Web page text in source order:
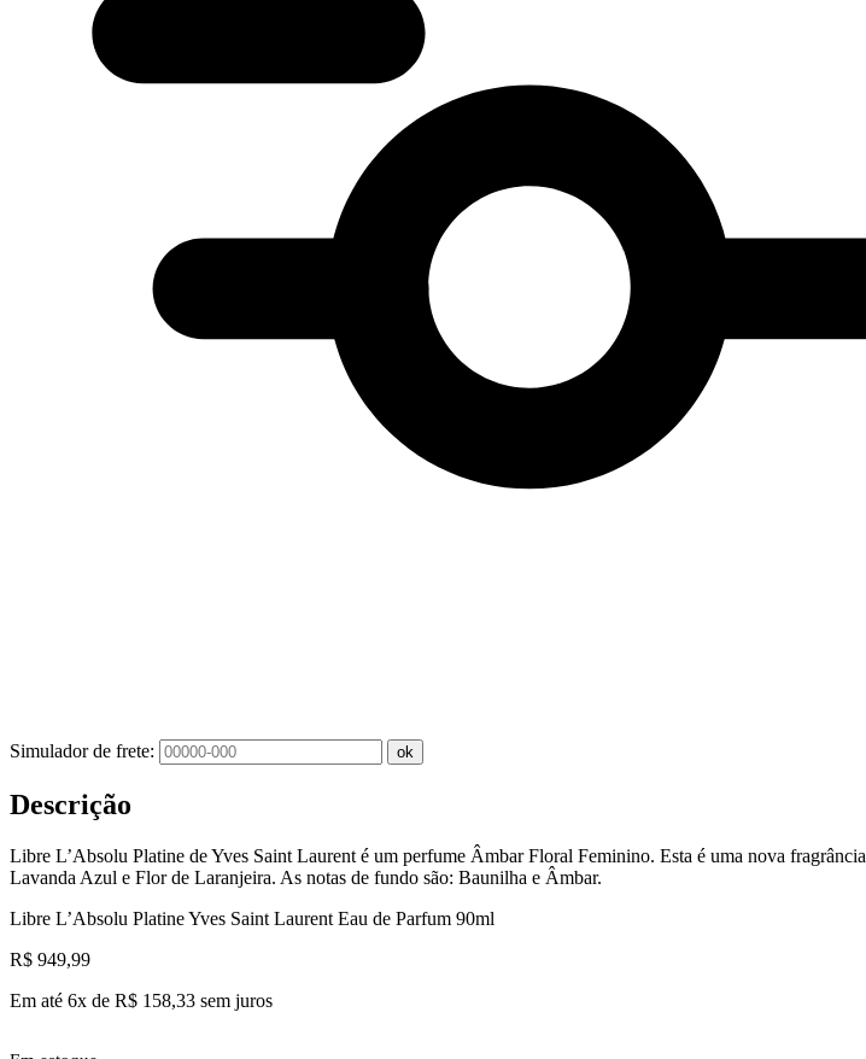
Simulador de frete: ok
Descrição
Libre L’Absolu Platine deYves Saint Laurent é um perfume Âmbar Floral Feminino. Esta é uma nova fragrância
Lavanda Azul e Flor de Laranjeira. As notas de fundo são: Baunilha e Âmbar.
Libre L’Absolu Platine Yves Saint Laurent Eau de Parfum 90ml
R$ 949,99
Em até 6x de R$ 158,33 sem juros